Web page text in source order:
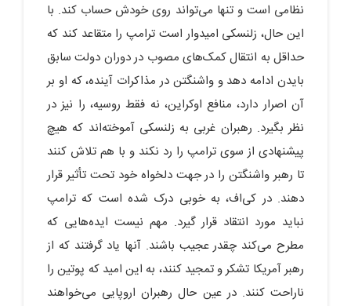
نظامی است و تنها می‌تواند روی خودش حساب کند. با
این حال، زلنسکی امیدوار است ترامپ را متقاعد کند که
حداقل به انتقال کمک‌های مصوب در دوران دولت سابق
بایدن ادامه دهد و واشنگتن در مذاکرات آینده، که او بر
آن اصرار دارد، منافع اوکراین، نه فقط روسیه، را نیز در
نظر بگیرد. رهبران غربی به زلنسکی آموخته‌اند که هیچ
پیشنهادی از سوی ترامپ را رد نکند و با هم تلاش کنند
تا رهبر واشنگتن را در جهت دلخواه خود تحت تأثیر قرار
دهند. در کی‌اف، به خوبی درک شده است که ترامپ
نباید مورد انتقاد قرار گیرد. مهم نیست ایده‌هایی که
مطرح می‌کند چقدر عجیب باشند. آنها یاد گرفتند که از
رهبر آمریکا تشکر و تمجید کنند، به این امید که پوتین را
ناراحت کنند. در عین حال رهبران اروپایی می‌خواهند